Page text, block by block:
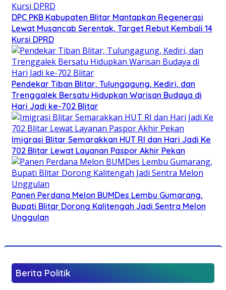
DPC PKB Kabupaten Blitar Mantapkan Regenerasi
Lewat Musancab Serentak, Target Rebut Kembali 14
Kursi DPRD
Pendekar Tiban Blitar, Tulungagung, Kediri, dan
Trenggalek Bersatu Hidupkan Warisan Budaya di
Hari Jadi ke-702 Blitar
Imigrasi Blitar Semarakkan HUT RI dan Hari Jadi Ke
702 Blitar Lewat Layanan Paspor Akhir Pekan
Panen Perdana Melon BUMDes Lembu Gumarang,
Bupati Blitar Dorong Kalitengah Jadi Sentra Melon
Unggulan
Berita Politik